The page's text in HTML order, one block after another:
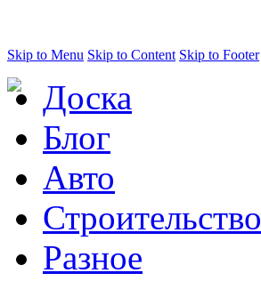
Skip to Menu Skip to Content Skip to Footer
Доска
Блог
Авто
Строительство
Разное